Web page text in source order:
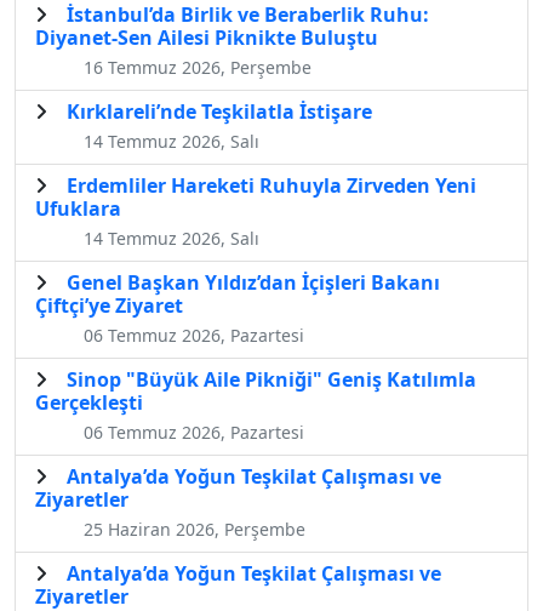
İstanbul’da Birlik ve Beraberlik Ruhu:
Diyanet-Sen Ailesi Piknikte Buluştu
16 Temmuz 2026, Perşembe
Kırklareli’nde Teşkilatla İstişare
14 Temmuz 2026, Salı
Erdemliler Hareketi Ruhuyla Zirveden Yeni
Ufuklara
14 Temmuz 2026, Salı
Genel Başkan Yıldız’dan İçişleri Bakanı
Çiftçi’ye Ziyaret
06 Temmuz 2026, Pazartesi
Sinop "Büyük Aile Pikniği" Geniş Katılımla
Gerçekleşti
06 Temmuz 2026, Pazartesi
Antalya’da Yoğun Teşkilat Çalışması ve
Ziyaretler
25 Haziran 2026, Perşembe
Antalya’da Yoğun Teşkilat Çalışması ve
Ziyaretler